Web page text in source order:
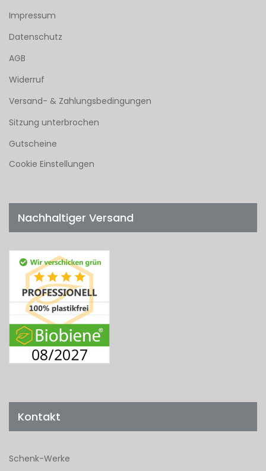
Impressum
Datenschutz
AGB
Widerruf
Versand- & Zahlungsbedingungen
Sitzung unterbrochen
Gutscheine
Cookie Einstellungen
Nachhaltiger Versand
Kontakt
Schenk-Werke